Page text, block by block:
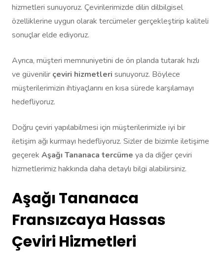
hizmetleri sunuyoruz. Çevirilerimizde dilin dilbilgisel
özelliklerine uygun olarak tercümeler gerçekleştirip kaliteli
sonuçlar elde ediyoruz.
Ayrıca, müşteri memnuniyetini de ön planda tutarak hızlı
ve güvenilir çeviri hizmetleri sunuyoruz. Böylece
müşterilerimizin ihtiyaçlarını en kısa sürede karşılamayı
hedefliyoruz.
Doğru çeviri yapılabilmesi için müşterilerimizle iyi bir
iletişim ağı kurmayı hedefliyoruz. Sizler de bizimle iletişime
geçerek Aşağı Tananaca tercüme ya da diğer çeviri
hizmetlerimiz hakkında daha detaylı bilgi alabilirsiniz.
Aşağı Tananaca
Fransızcaya Hassas
Çeviri Hizmetleri